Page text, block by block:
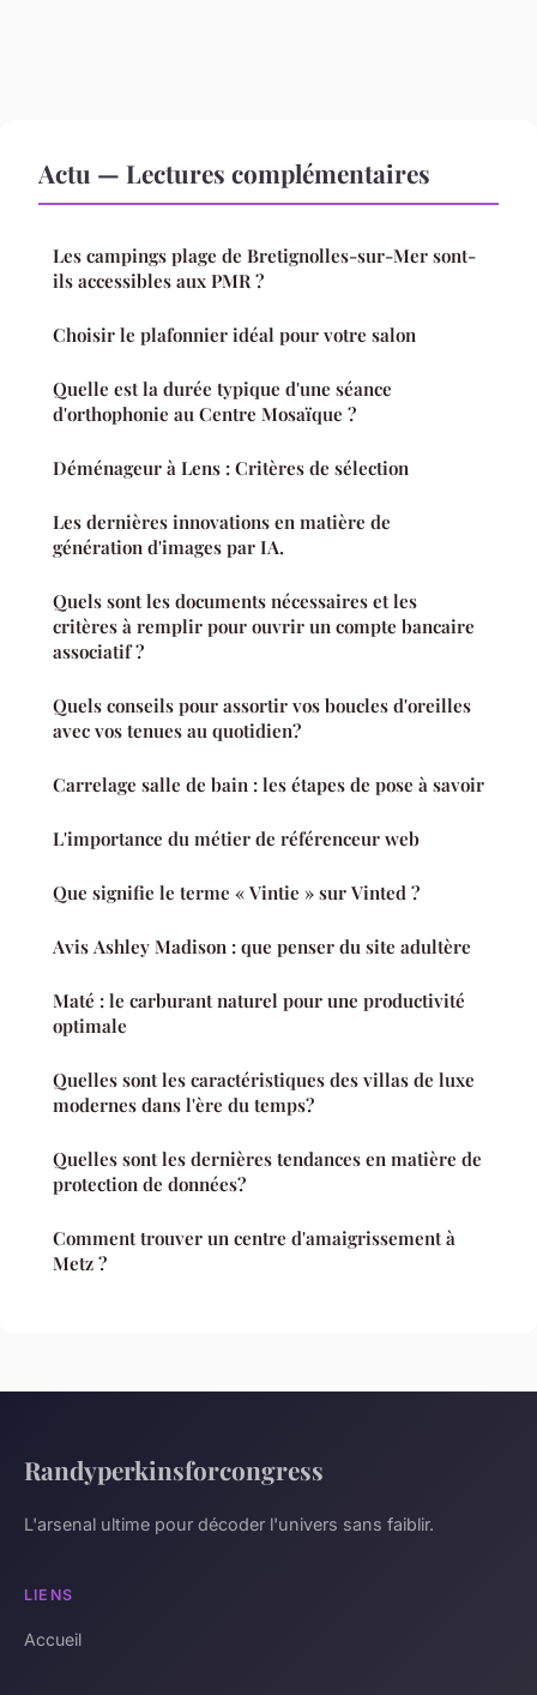
Actu — Lectures complémentaires
Les campings plage de Bretignolles-sur-Mer sont-
ils accessibles aux PMR ?
Choisir le plafonnier idéal pour votre salon
Quelle est la durée typique d'une séance
d'orthophonie au Centre Mosaïque ?
Déménageur à Lens : Critères de sélection
Les dernières innovations en matière de
génération d'images par IA.
Quels sont les documents nécessaires et les
critères à remplir pour ouvrir un compte bancaire
associatif ?
Quels conseils pour assortir vos boucles d'oreilles
avec vos tenues au quotidien?
Carrelage salle de bain : les étapes de pose à savoir
L'importance du métier de référenceur web
Que signifie le terme « Vintie » sur Vinted ?
Avis Ashley Madison : que penser du site adultère
Maté : le carburant naturel pour une productivité
optimale
Quelles sont les caractéristiques des villas de luxe
modernes dans l'ère du temps?
Quelles sont les dernières tendances en matière de
protection de données?
Comment trouver un centre d'amaigrissement à
Metz ?
Randyperkinsforcongress
L'arsenal ultime pour décoder l'univers sans faiblir.
LIENS
Accueil